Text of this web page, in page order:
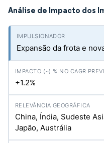
Análise de Impacto dos
Expansão da frota e
+1.2%
China, Índia, Sudeste
Japão, Austrália